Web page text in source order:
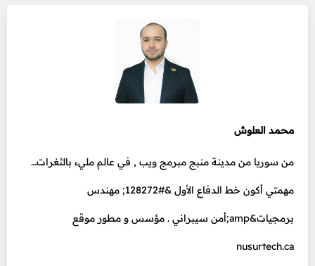
محمد العلوش
من سوريا من مدينة منبج مبرمج ويب , في عالم مليء بالثغرات…
مهمتي أكون خط الدفاع الأول &#128272; مهندس
برمجيات&amp;أمن سيبراني . مؤسس و مطور موقع
nusurtech.ca